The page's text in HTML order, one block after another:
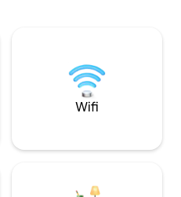
Wifi